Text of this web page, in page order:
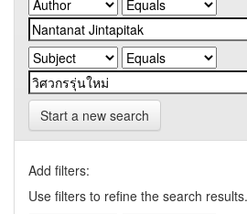
Start a new search
Add filters:
Use filters to refine the search results.